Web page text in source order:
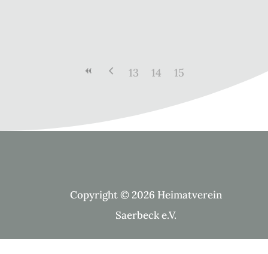
13 14 15
Copyright © 2026 Heimatverein
Saerbeck e.V.